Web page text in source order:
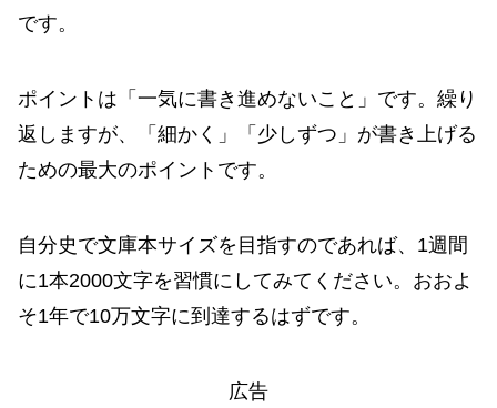
です。
ポイントは「一気に書き進めないこと」です。繰り
返しますが、「細かく」「少しずつ」が書き上げる
ための最大のポイントです。
自分史で文庫本サイズを目指すのであれば、1週間
に1本2000文字を習慣にしてみてください。おおよ
そ1年で10万文字に到達するはずです。
広告